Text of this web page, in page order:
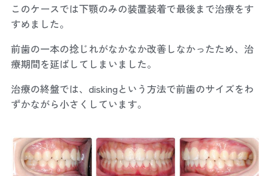
このケースでは下顎のみの装置装着で最後まで治療をす
すめました。
前歯の一本の捻じれがなかなか改善しなかったため、治
療期間を延ばしてしまいました。
治療の終盤では、diskingという方法で前歯のサイズをわ
ずかながら小さくしています。